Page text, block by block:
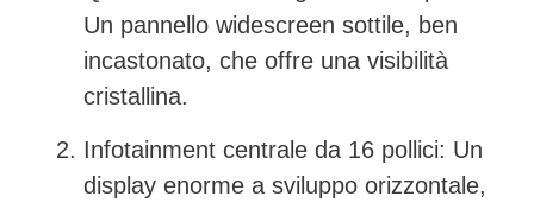
Un pannello widescreen sottile, ben
incastonato, che offre una visibilità
cristallina.
Infotainment centrale da 16 pollici: Un
display enorme a sviluppo orizzontale,